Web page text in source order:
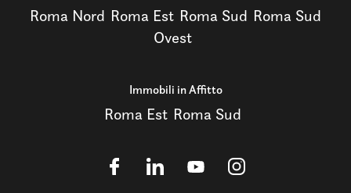
Roma Nord Roma Est Roma Sud Roma Sud
Ovest
Immobili in Affitto
Roma Est Roma Sud